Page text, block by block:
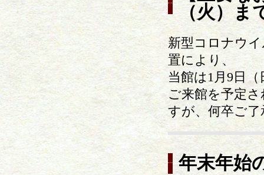
（火）
新型コロナウ
置により、
当館は1月9日
ご来館を予定
すが、何卒ご
年末年始